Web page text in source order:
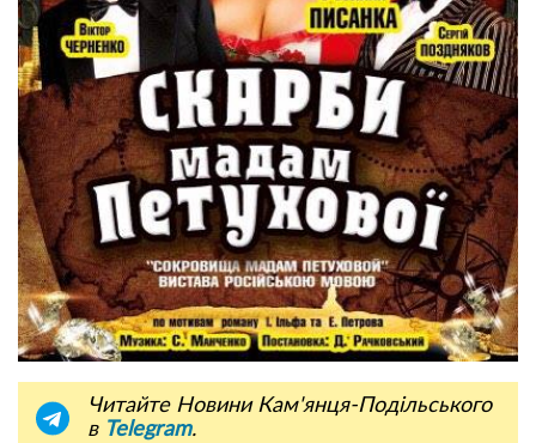
Читайте Новини Кам'янця-Подільського
в Telegram.